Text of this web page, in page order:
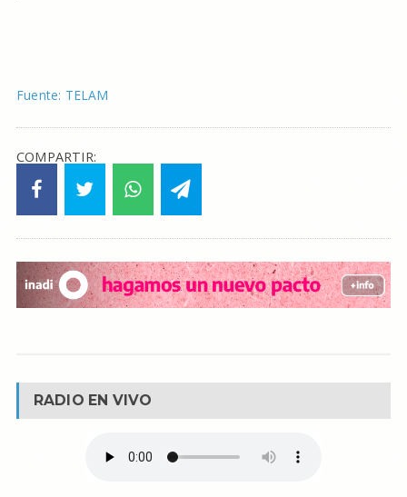
Fuente: TELAM
COMPARTIR:
RADIO EN VIVO